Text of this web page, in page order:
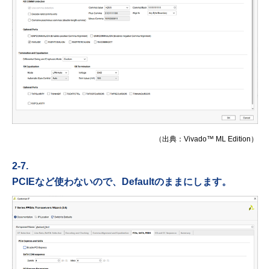
（出典：Vivado™ ML Edition）
2-7.
PCIEなど使わないので、Defaultのままにします。